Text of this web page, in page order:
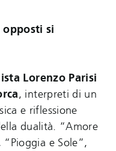
opposti si
Lorenzo Parisi
, interpreti di un
e riflessione
dualità. “Amore
e Sole”,